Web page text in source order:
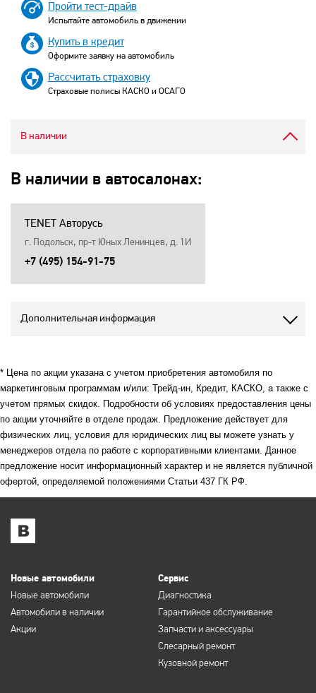
Пройти тест-драйв
Испытайте автомобиль в движении
Купить в кредит
Оформите заявку на автомобиль
Рассчитать страховку
Страховые полисы КАСКО и ОСАГО
В наличии
В наличии в автосалонах:
TENET Авторусь
г. Подольск, пр-т Юных Ленинцев, д. 1И
+7 (495) 154-91-75
Дополнительная информация
* Цена по акции указана с учетом приобретения автомобиля по
маркетинговым программам и/или: Трейд-ин, Кредит, КАСКО, а также с
учетом прямых скидок. Подробности об условиях предоставления цены
по акции уточняйте в отделе продаж. Предложение действует для
физических лиц, условия для юридических лиц вы можете узнать у
менеджеров отдела по работе с корпоративными клиентами. Данное
предложение носит информационный характер и не является публичной
офертой, определяемой положениями Статьи 437 ГК РФ.
Новые автомобили
Новые автомобили
Автомобили в наличии
Акции
Сервис
Диагностика
Гарантийное обслуживание
Запчасти и аксессуары
Слесарный ремонт
Кузовной ремонт